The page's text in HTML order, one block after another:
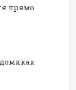
прямо